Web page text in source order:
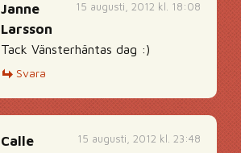
15 augusti, 2012 kl. 18:08
Janne
Larsson
Tack Vänsterhäntas dag :)
Svara
15 augusti, 2012 kl. 23:48
Calle